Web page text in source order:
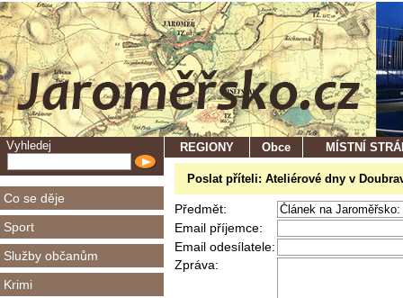
Vyhledej
Co se děje
Sport
Služby občanům
Krimi
REGIONY Obce MÍSTNÍ
Poslat příteli: Ateliérové dny v
Předmět:
Email příjemce:
Email odesílatele:
Zpráva: